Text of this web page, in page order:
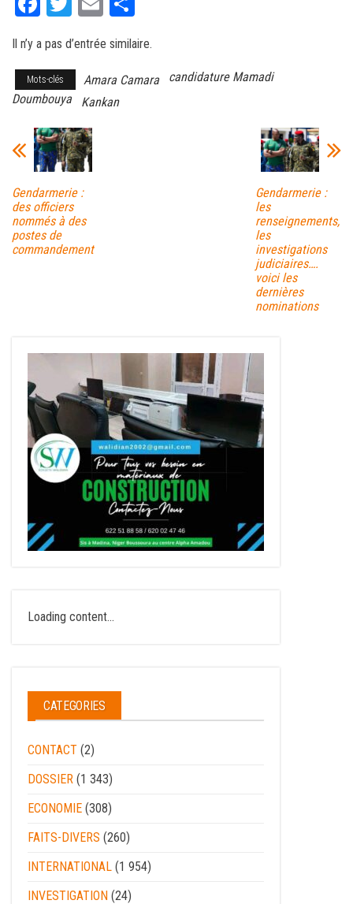
bo
ok
tt
er
ail ag
er
Il n’y a pas d’entrée similaire.
Mots-clés Amara Camara
candidature Mamadi
Doumbouya
Kankan
Gendarmerie :
des officiers
nommés à des
postes de
commandement
Gendarmerie :
les
renseignements,
les
investigations
judiciaires….
voici les
dernières
nominations
Loading content...
CATEGORIES
CONTACT (2)
DOSSIER (1 343)
ECONOMIE (308)
FAITS-DIVERS (260)
INTERNATIONAL (1 954)
INVESTIGATION (24)